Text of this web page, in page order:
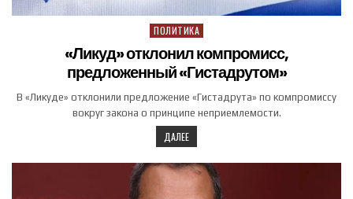
Posted in
ПОЛИТИКА
«Ликуд» отклонил компромисс,
предложенный «Гистадрутом»
В «Ликуде» отклонили предложение «Гистадрута» по компромиссу
вокруг закона о принципе неприемлемости.
ДАЛЕЕ